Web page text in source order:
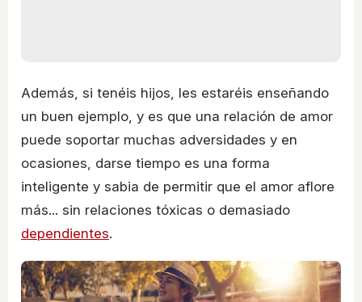
Además, si tenéis hijos, les estaréis enseñando
un buen ejemplo, y es que una relación de amor
puede soportar muchas adversidades y en
ocasiones, darse tiempo es una forma
inteligente y sabia de permitir que el amor aflore
más... sin relaciones tóxicas o demasiado
dependientes.